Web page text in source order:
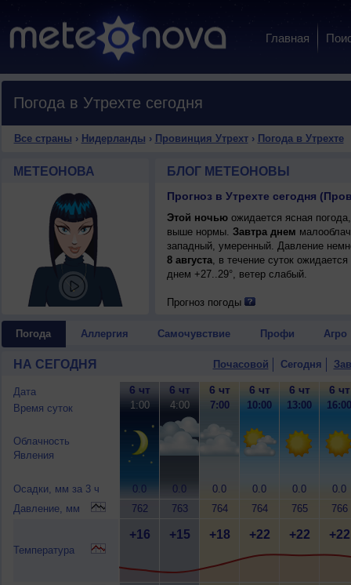
Главная
Погода в Утрехте сегодня
Все страны › Нидерланды › Провинция Утрехт› Погода в Утрехте
МЕТЕОНОВА БЛОГ МЕТЕОНОВЫ
Прогноз в Утрехте сегодня
Этой ночьюожидается ясная
выше нормы. Завтра днем
западный, умеренный. Давление
8 августа, в течение суток
днем +27..29°, ветер слабый.
Прогноз погоды
Погода Аллергия Самочувствие Профи Агро
НА СЕГОДНЯ Почасовой Сегодня
Дата
Время суток
Облачность
Явления
Осадки, мм за 3 ч
Давление, мм
Температура
6 чт
1:00
0.0
762
+16
6 чт
4:00
0.0
763
+15
6 чт
7:00
0.0
764
+18
6 чт
10:00
0.0
764
+22
6 чт
13:00
0.0
765
+22
6 чт
16:00
0.0
766
+22